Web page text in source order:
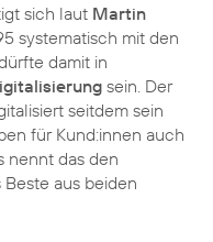
sich laut Martin
systematisch mit den
damit in
sein. Der
seitdem sein
für Kund:innen auch
nennt das den
Beste aus beiden